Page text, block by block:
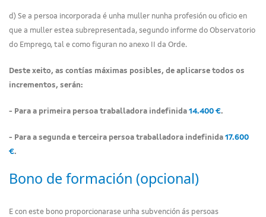
d) Se a persoa incorporada é unha muller nunha profesión ou oficio en
que a muller estea subrepresentada, segundo informe do Observatorio
do Emprego, tal e como figuran no anexo II da Orde.
Deste xeito, as contías máximas posibles, de aplicarse todos os
incrementos, serán:
- Para a primeira persoa traballadora indefinida 14.400 €.
- Para a segunda e terceira persoa traballadora indefinida 17.600
€.
Bono de formación (opcional)
E con este bono proporcionarase unha subvención ás persoas